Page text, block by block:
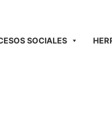
SOCIALES